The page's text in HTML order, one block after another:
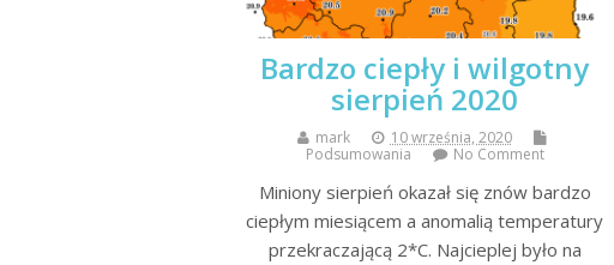
Bardzo ciepły i wilgotny
sierpień 2020
mark
10 września, 2020
Podsumowania
No Comment
Miniony sierpień okazał się znów bardzo
ciepłym miesiącem a anomalią temperatury
przekraczającą 2*C. Najcieplej było na